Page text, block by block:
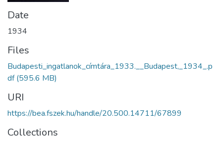
Date
1934
Files
Budapesti_ingatlanok_címtára_1933.__Budapest,_1934_.p
df(595.6 MB)
URI
https://bea.fszek.hu/handle/20.500.14711/67899
Collections